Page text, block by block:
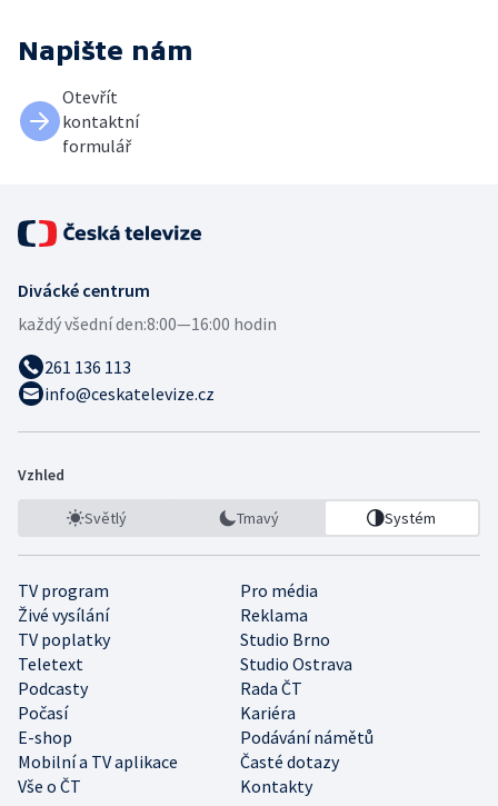
Napište nám
Otevřít
kontaktní
formulář
Divácké centrum
každý všední den:8:00—16:00 hodin
261 136 113
info@ceskatelevize.cz
Vzhled
Světlý Tmavý Systém
TV program
Pro média
Živé vysílání
Reklama
TV poplatky
Studio Brno
Teletext
Studio Ostrava
Podcasty
Rada ČT
Počasí
Kariéra
E-shop
Podávání námětů
Mobilní a TV aplikace
Časté dotazy
Vše o ČT
Kontakty